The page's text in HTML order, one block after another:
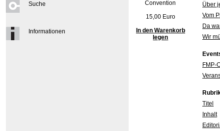
Suche
Informationen
Convention
15,00 Euro
In den Warenkorb
legen
Über
Vom
Da
Wir
FMP-
Titel
Inhalt